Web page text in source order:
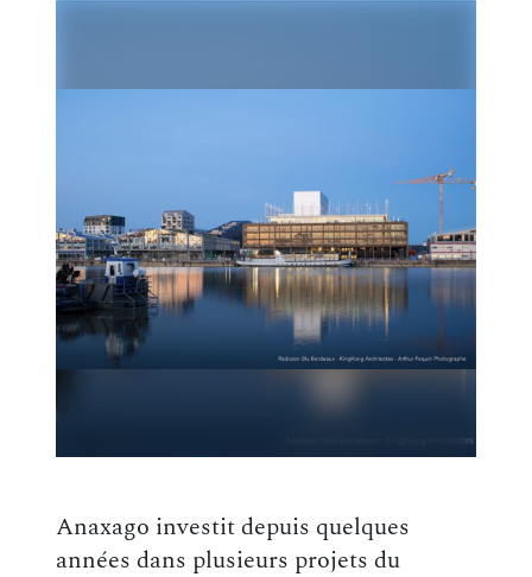
Anaxago investit depuis quelques
années dans plusieurs projets du